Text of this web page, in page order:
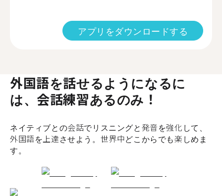
アプリをダウンロードする
外国語を話せるようになるに
は、会話練習あるのみ！
ネイティブとの会話でリスニングと発音を強化して、
外国語を上達させよう。世界中どこからでも楽しめま
す。